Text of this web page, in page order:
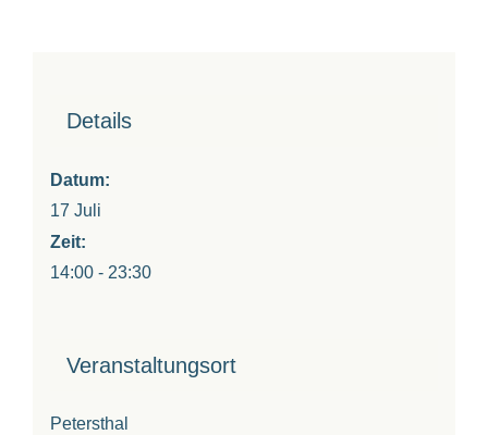
Details
Datum:
17 Juli
Zeit:
14:00 - 23:30
Veranstaltungsort
Petersthal